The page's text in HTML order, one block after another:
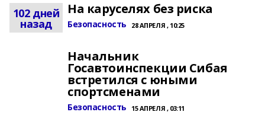
102 дней
назад
На каруселях без риска
Безопасность 28 АПРЕЛЯ , 10:25
Начальник
Госавтоинспекции Сибая
встретился с юными
спортсменами
Безопасность 15 АПРЕЛЯ , 03:11